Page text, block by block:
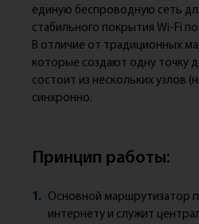
единую беспроводную сеть
стабильного покрытия Wi-Fi
В отличие от традиционных
которые создают одну точку
состоит из нескольких узлов
синхронно.
Принцип работы:
Основной маршрутизатор
интернету и служит